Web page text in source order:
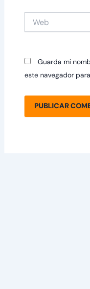
Guarda mi
este navegador